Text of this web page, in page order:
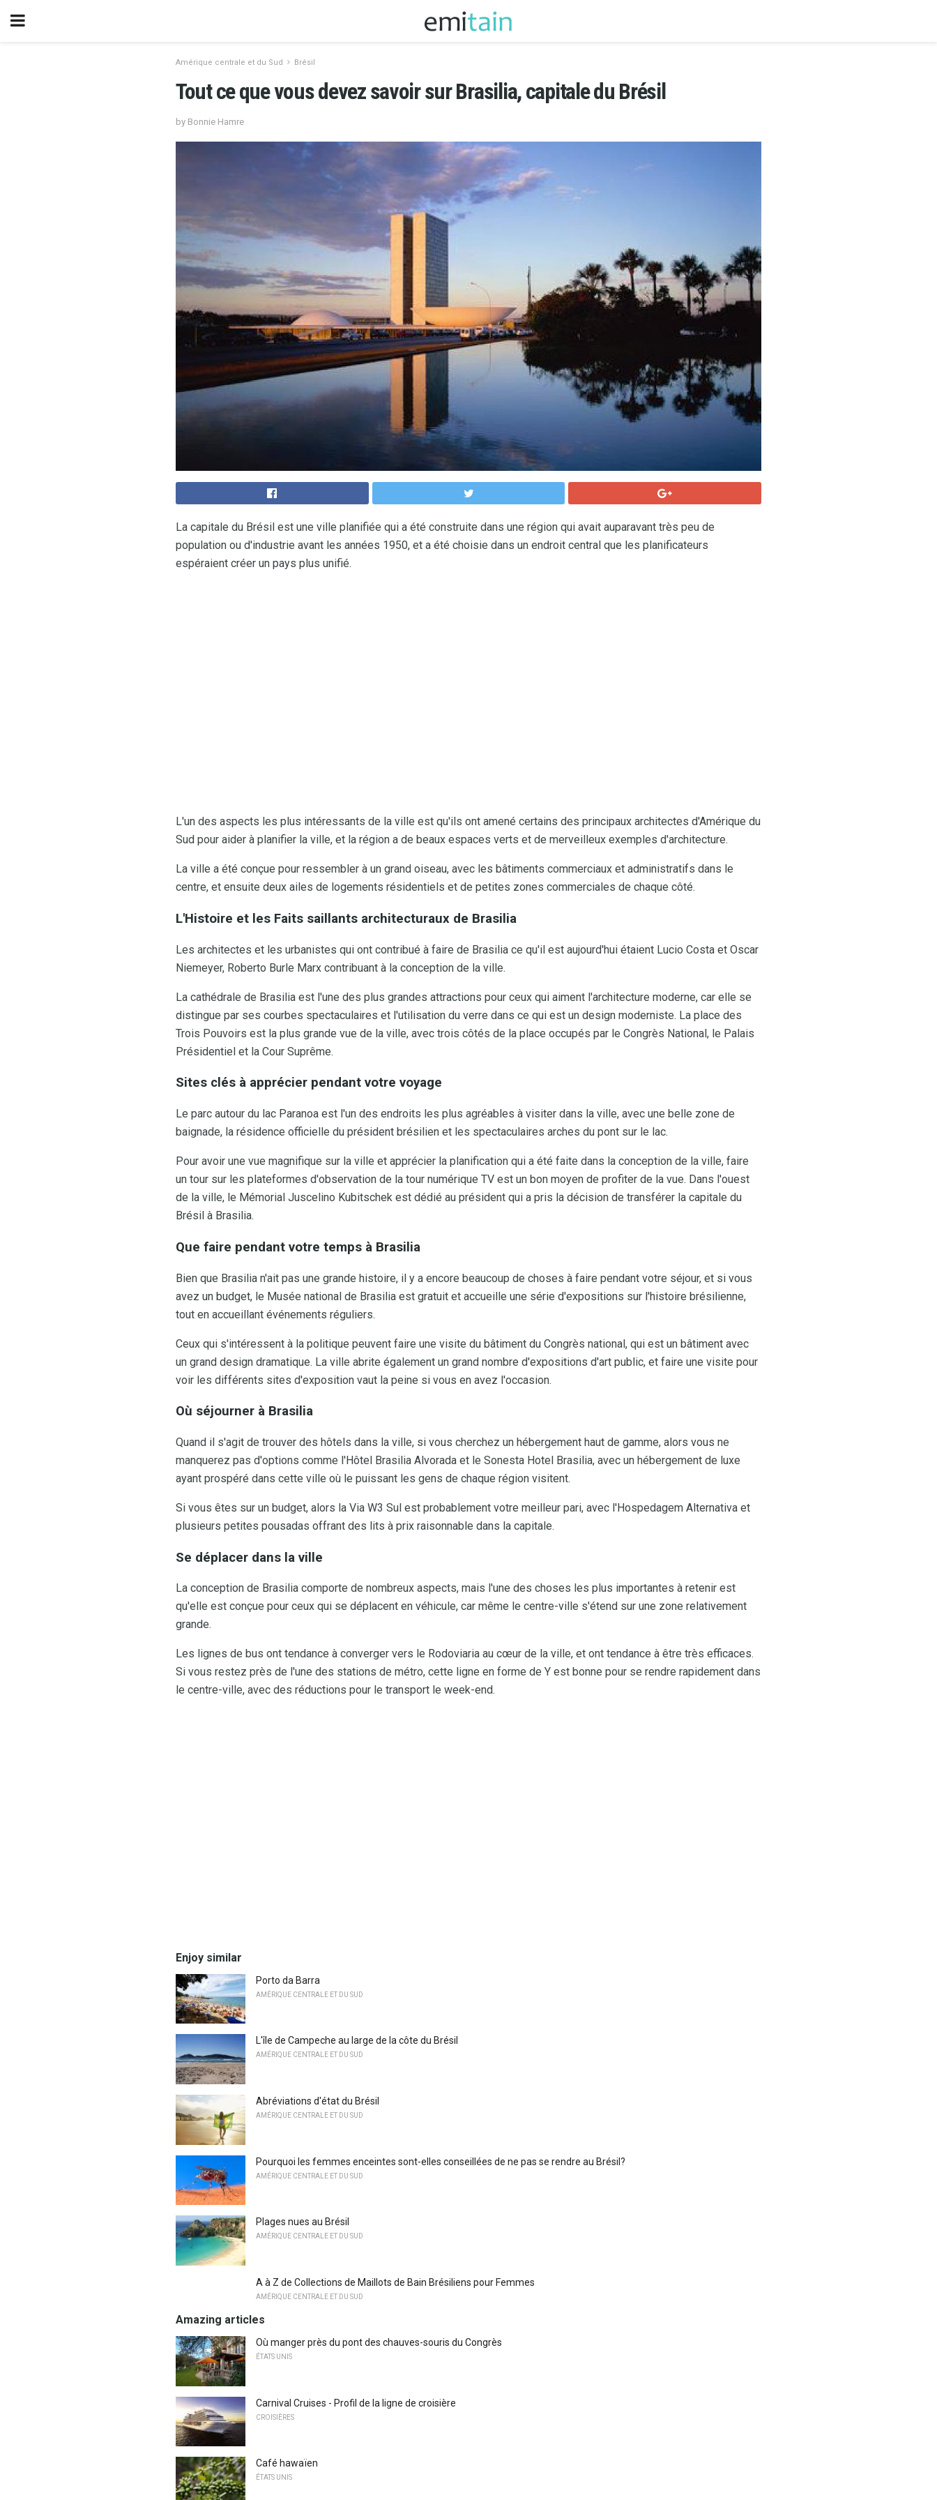
Amérique centrale et du Sud Brésil
Tout ce que vous devez savoir sur Brasilia, capitale du Brésil
by Bonnie Hamre
La capitale du Brésil est une ville planifiée qui a été construite dans une région qui avait auparavant très peu de
population ou d'industrie avant les années 1950, et a été choisie dans un endroit central que les planificateurs
espéraient créer un pays plus unifié.
L'un des aspects les plus intéressants de la ville est qu'ils ont amené certains des principaux architectes d'Amérique du
Sud pour aider à planifier la ville, et la région a de beaux espaces verts et de merveilleux exemples d'architecture.
La ville a été conçue pour ressembler à un grand oiseau, avec les bâtiments commerciaux et administratifs dans le
centre, et ensuite deux ailes de logements résidentiels et de petites zones commerciales de chaque côté.
L'Histoire et les Faits saillants architecturaux de Brasilia
Les architectes et les urbanistes qui ont contribué à faire de Brasilia ce qu'il est aujourd'hui étaient Lucio Costa et Oscar
Niemeyer, Roberto Burle Marx contribuant à la conception de la ville.
La cathédrale de Brasilia est l'une des plus grandes attractions pour ceux qui aiment l'architecture moderne, car elle se
distingue par ses courbes spectaculaires et l'utilisation du verre dans ce qui est un design moderniste. La place des
Trois Pouvoirs est la plus grande vue de la ville, avec trois côtés de la place occupés par le Congrès National, le Palais
Présidentiel et la Cour Suprême.
Sites clés à apprécier pendant votre voyage
Le parc autour du lac Paranoa est l'un des endroits les plus agréables à visiter dans la ville, avec une belle zone de
baignade, la résidence officielle du président brésilien et les spectaculaires arches du pont sur le lac.
Pour avoir une vue magnifique sur la ville et apprécier la planification qui a été faite dans la conception de la ville, faire
un tour sur les plateformes d'observation de la tour numérique TV est un bon moyen de profiter de la vue. Dans l'ouest
de la ville, le Mémorial Juscelino Kubitschek est dédié au président qui a pris la décision de transférer la capitale du
Brésil à Brasilia.
Que faire pendant votre temps à Brasilia
Bien que Brasilia n'ait pas une grande histoire, il y a encore beaucoup de choses à faire pendant votre séjour, et si vous
avez un budget, le Musée national de Brasilia est gratuit et accueille une série d'expositions sur l'histoire brésilienne,
tout en accueillant événements réguliers.
Ceux qui s'intéressent à la politique peuvent faire une visite du bâtiment du Congrès national, qui est un bâtiment avec
un grand design dramatique. La ville abrite également un grand nombre d'expositions d'art public, et faire une visite pour
voir les différents sites d'exposition vaut la peine si vous en avez l'occasion.
Où séjourner à Brasilia
Quand il s'agit de trouver des hôtels dans la ville, si vous cherchez un hébergement haut de gamme, alors vous ne
manquerez pas d'options comme l'Hôtel Brasilia Alvorada et le Sonesta Hotel Brasilia, avec un hébergement de luxe
ayant prospéré dans cette ville où le puissant les gens de chaque région visitent.
Si vous êtes sur un budget, alors la Via W3 Sul est probablement votre meilleur pari, avec l'Hospedagem Alternativa et
plusieurs petites pousadas offrant des lits à prix raisonnable dans la capitale.
Se déplacer dans la ville
La conception de Brasilia comporte de nombreux aspects, mais l'une des choses les plus importantes à retenir est
qu'elle est conçue pour ceux qui se déplacent en véhicule, car même le centre-ville s'étend sur une zone relativement
grande.
Les lignes de bus ont tendance à converger vers le Rodoviaria au cœur de la ville, et ont tendance à être très efficaces.
Si vous restez près de l'une des stations de métro, cette ligne en forme de Y est bonne pour se rendre rapidement dans
le centre-ville, avec des réductions pour le transport le week-end.
Enjoy similar
Porto da Barra
AMÉRIQUE CENTRALE ET DU SUD
L'île de Campeche au large de la côte du Brésil
AMÉRIQUE CENTRALE ET DU SUD
Abréviations d'état du Brésil
AMÉRIQUE CENTRALE ET DU SUD
Pourquoi les femmes enceintes sont-elles conseillées de ne pas se rendre au Brésil?
AMÉRIQUE CENTRALE ET DU SUD
Plages nues au Brésil
AMÉRIQUE CENTRALE ET DU SUD
A à Z de Collections de Maillots de Bain Brésiliens pour Femmes
AMÉRIQUE CENTRALE ET DU SUD
Amazing articles
Où manger près du pont des chauves-souris du Congrès
ÉTATS UNIS
Carnival Cruises - Profil de la ligne de croisière
CROISIÈRES
Café hawaïen
ÉTATS UNIS